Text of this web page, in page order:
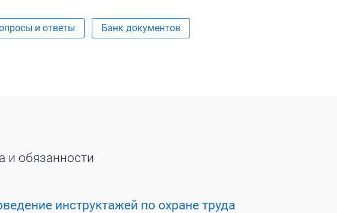
и ответы Банк документов
и обязанности
инструктажей по охране труда